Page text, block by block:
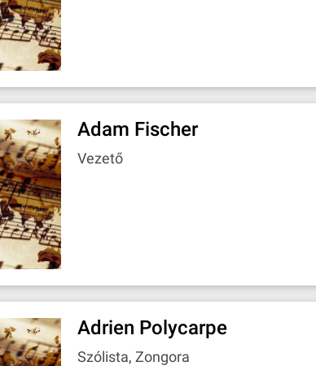
Adam Fischer
Vezető
Adrien Polycarpe
Szólista, Zongora